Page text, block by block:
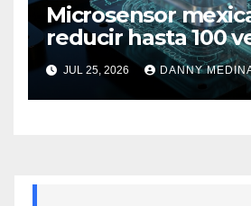
Microsensor
reducir hasta 100
costo de prevenir
baterías de litio
JUL 25, 2026 DANNY